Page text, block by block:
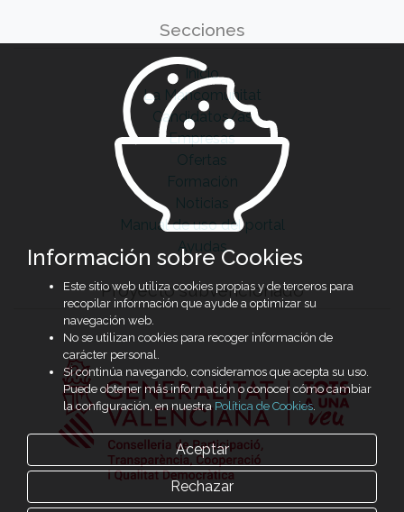
Secciones
Inicio
La Mancomunitat
Candidatos/as
Empresas
Ofertas
Formación
Noticias
Manual de uso del portal
Ayudas
Proyecto subvencionado
Información sobre Cookies
Este sitio web utiliza cookies propias y de terceros para
recopilar información que ayude a optimizar su
navegación web.
No se utilizan cookies para recoger información de
carácter personal.
Si continúa navegando, consideramos que acepta su uso.
Puede obtener más información o conocer cómo cambiar
la configuración, en nuestra Política de Cookies.
Aceptar
Rechazar